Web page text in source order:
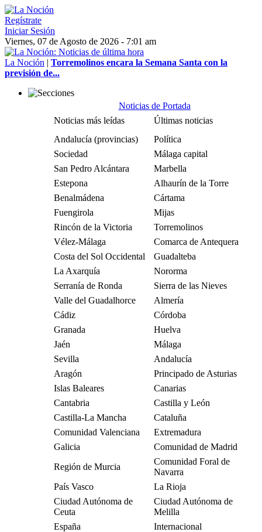
Regístrate
Iniciar Sesión
Viernes, 07 de Agosto de 2026 - 7:01 am
La Noción | Torremolinos encara la Semana Santa con la
previsión de...
Noticias de Portada
Noticias más leídas
Últimas noticias
Andalucía (provincias)
Política
Sociedad
Málaga capital
San Pedro Alcántara
Marbella
Estepona
Alhaurín de la Torre
Benalmádena
Cártama
Fuengirola
Mijas
Rincón de la Victoria
Torremolinos
Vélez-Málaga
Comarca de Antequera
Costa del Sol Occidental
Guadalteba
La Axarquía
Nororma
Serranía de Ronda
Sierra de las Nieves
Valle del Guadalhorce
Almería
Cádiz
Córdoba
Granada
Huelva
Jaén
Málaga
Sevilla
Andalucía
Aragón
Principado de Asturias
Islas Baleares
Canarias
Cantabria
Castilla y León
Castilla-La Mancha
Cataluña
Comunidad Valenciana
Extremadura
Galicia
Comunidad de Madrid
Región de Murcia
Comunidad Foral de
Navarra
País Vasco
La Rioja
Ciudad Autónoma de
Ceuta
Ciudad Autónoma de
Melilla
España
Internacional